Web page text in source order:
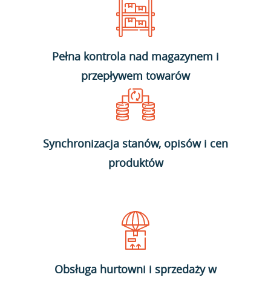
Pełna kontrola nad magazynem i
przepływem towarów
Synchronizacja stanów, opisów i cen
produktów
Obsługa hurtowni i sprzedaży w